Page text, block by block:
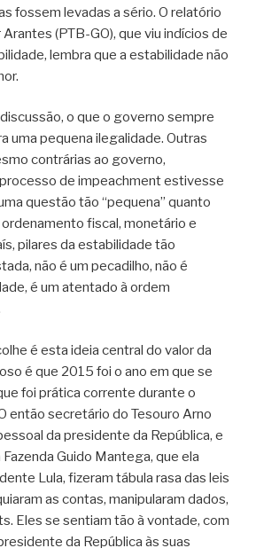
fossem levadas a sério. O relatório
(PTB-GO), que viu indícios de
lembra que a estabilidade não
o que o governo sempre
uma pequena ilegalidade. Outras
contrárias ao governo,
de impeachment estivesse
questão tão “pequena” quanto
fiscal, monetário e
pilares da estabilidade tão
não é um pecadilho, não é
é um atentado à ordem
é esta ideia central do valor da
é que 2015 foi o ano em que se
foi prática corrente durante o
então secretário do Tesouro Arno
da presidente da República, e
Guido Mantega, que ela
Lula, fizeram tábula rasa das leis
as contas, manipularam dados,
Eles se sentiam tão à vontade, com
da República às suas